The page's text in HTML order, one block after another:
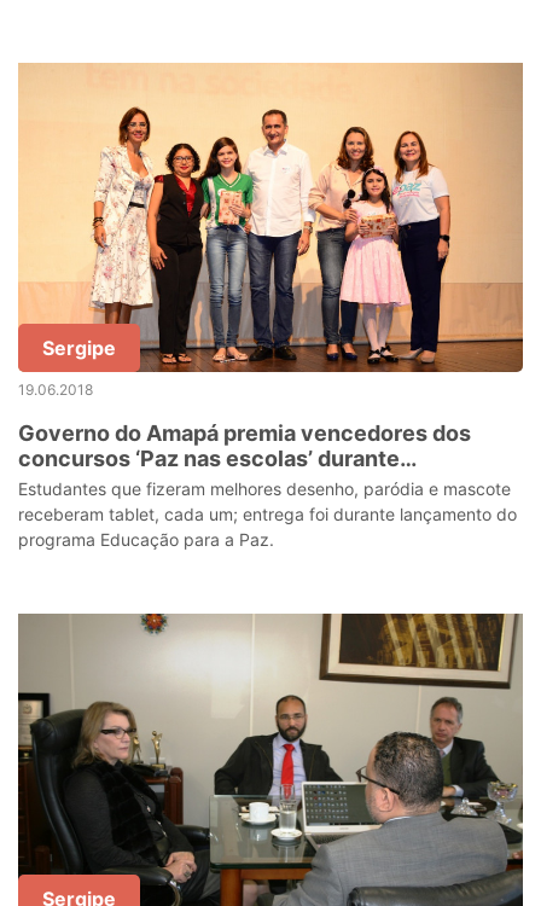
Sergipe
19.06.2018
Governo do Amapá premia vencedores dos
concursos ‘Paz nas escolas’ durante
lançamento do Epaz
Estudantes que fizeram melhores desenho, paródia e mascote
receberam tablet, cada um; entrega foi durante lançamento do
programa Educação para a Paz.
Sergipe